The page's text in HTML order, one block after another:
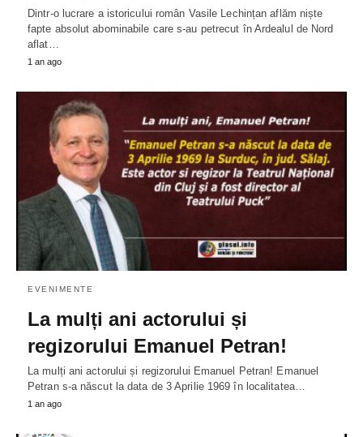
Dintr-o lucrare a istoricului român Vasile Lechințan aflăm niște
fapte absolut abominabile care s-au petrecut în Ardealul de Nord
aflat…
1 an ago
EVENIMENTE
La mulți ani actorului și
regizorului Emanuel Petran!
La mulți ani actorului și regizorului Emanuel Petran! Emanuel
Petran s-a născut la data de 3 Aprilie 1969 în localitatea…
1 an ago